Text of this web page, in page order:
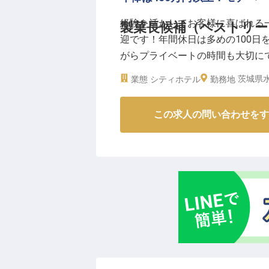
界からのキャリアチェンジも安
充実！夜勤もほぼなく、月平均
環境です。また、女性マネージ
あなたのアイデアや経験を活か
※2025年07月28日時点の情報です
製菓長候補（ペストリ
経験を活かしてお客様に喜ばれ
迎です！年間休日は多めの100日
がらプライベートの時間も大切
戸プラザホテル」。館内にはス
業態 シティホテル 勤務地 茨城県
この求人の問い合わせを